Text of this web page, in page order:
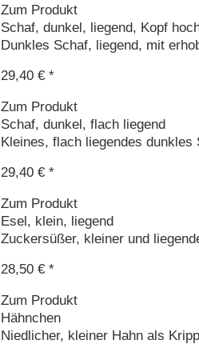
Zum Produkt
Schaf, dunkel, liegend, Kopf
Dunkles Schaf, liegend, mit
29,40 € *
Zum Produkt
Schaf, dunkel, flach liegend
Kleines, flach liegendes dunkles
29,40 € *
Zum Produkt
Esel, klein, liegend
Zuckersüßer, kleiner und
28,50 € *
Zum Produkt
Hähnchen
Niedlicher, kleiner Hahn als